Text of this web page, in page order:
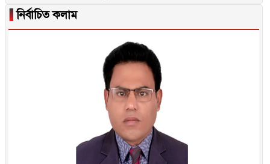
▐নির্বাচিত কলাম